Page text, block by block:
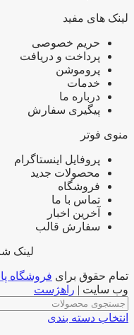
لینک های مفید
حریم خصوصی
پرداخت و دریافت
پروموشن
خدمات
درباره ما
پیگیری سفارش
منوی فوتر
پروفایل اینستاگرام
محصولات جدید
فروشگاه
تماس با ما
آخرین اخبار
سفارش قالب
لینک
تمام حقوق برای فروشگاه
وب سایت | راهژست
انتخاب دسته بندی